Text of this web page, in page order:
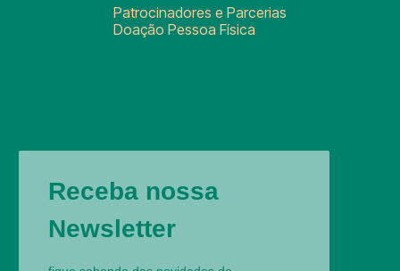
Patrocinadores e Parcerias
Doação Pessoa Física